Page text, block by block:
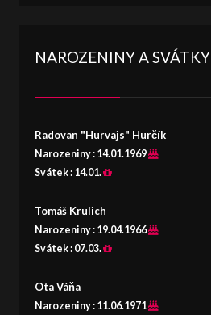
NAROZENINY A SVÁTKY
Radovan "Hurvajs" Hurčík
Narozeniny : 14.01.1969
Svátek : 14.01.
Tomáš Krulich
Narozeniny : 19.04.1966
Svátek : 07.03.
Ota Váňa
Narozeniny : 11.06.1971